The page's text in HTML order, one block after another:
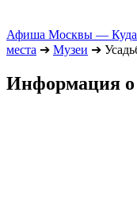
Афиша Москвы — Куда
места ➔ Музеи ➔
Информация о